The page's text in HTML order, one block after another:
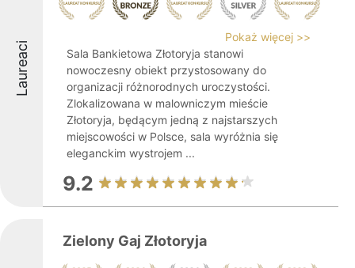
Laureaci
Pokaż więcej >>
Sala Bankietowa Złotoryja stanowi
nowoczesny obiekt przystosowany do
organizacji różnorodnych uroczystości.
Zlokalizowana w malowniczym mieście
Złotoryja, będącym jedną z najstarszych
miejscowości w Polsce, sala wyróżnia się
eleganckim wystrojem ...
9.2
Zielony Gaj Złotoryja